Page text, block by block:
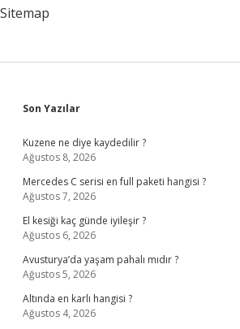
Sitemap
Sidebar
Son Yazılar
Kuzene ne diye kaydedilir ?
Ağustos 8, 2026
Mercedes C serisi en full paketi hangisi ?
Ağustos 7, 2026
El kesiği kaç günde iyileşir ?
Ağustos 6, 2026
Avusturya’da yaşam pahalı mıdır ?
Ağustos 5, 2026
Altında en karlı hangisi ?
Ağustos 4, 2026